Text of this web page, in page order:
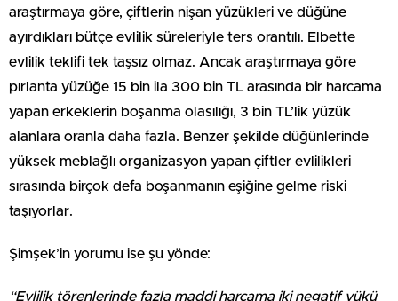
araştırmaya göre, çiftlerin nişan yüzükleri ve düğüne
ayırdıkları bütçe evlilik süreleriyle ters orantılı. Elbette
evlilik teklifi tek taşsız olmaz. Ancak araştırmaya göre
pırlanta yüzüğe 15 bin ila 300 bin TL arasında bir harcama
yapan erkeklerin boşanma olasılığı, 3 bin TL’lik yüzük
alanlara oranla daha fazla. Benzer şekilde düğünlerinde
yüksek meblağlı organizasyon yapan çiftler evlilikleri
sırasında birçok defa boşanmanın eşiğine gelme riski
taşıyorlar.
Şimşek’in yorumu ise şu yönde:
“Evlilik törenlerinde fazla maddi harcama iki negatif yükü